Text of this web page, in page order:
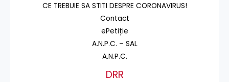
CE TREBUIE SA STITI DESPRE CORONAVIRUS!
Contact
ePetiție
A.N.P.C. – SAL
A.N.P.C.
DRR